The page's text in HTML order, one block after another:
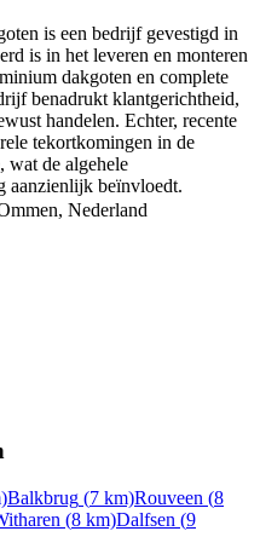
is een bedrijf gevestigd in
is in het leveren en monteren
dakgoten en complete
benadrukt klantgerichtheid,
handelen. Echter, recente
tekortkomingen in de
wat de algehele
aanzienlijk beïnvloedt.
Nederland
Balkbrug (7 km)Rouveen (8
(8 km)Dalfsen (9